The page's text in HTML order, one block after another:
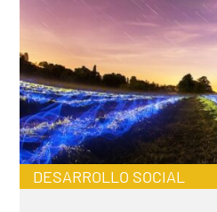
DESARROLLO SOCIAL